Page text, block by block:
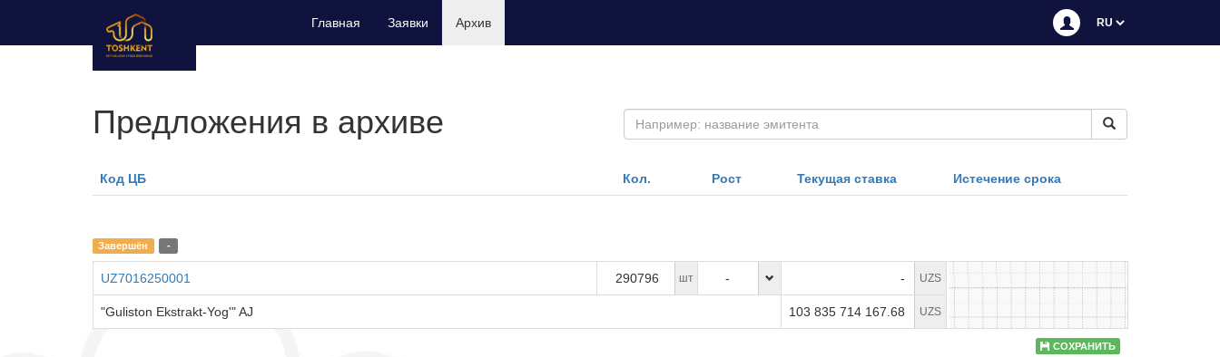
Главная Заявки Архив
Предложения в архиве
Код ЦБ Кол. Рост Текущая ставка Истечение срока
Завершён -
UZ7016250001 290796 шт - - UZS
"Guliston Ekstrakt-Yog'" AJ 103 835 714 167.68 UZS
СОХРАНИТЬ